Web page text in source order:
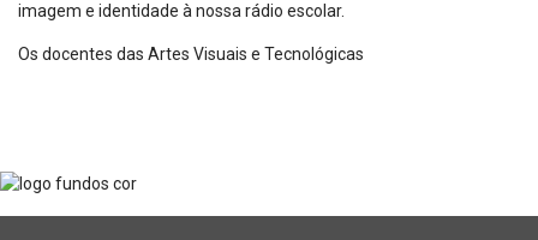
imagem e identidade à nossa rádio escolar.
Os docentes das Artes Visuais e Tecnológicas